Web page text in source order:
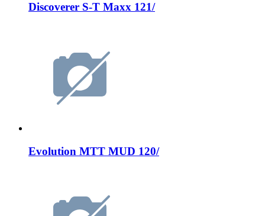
Discoverer S-T Maxx 121/
Evolution MTT MUD 120/